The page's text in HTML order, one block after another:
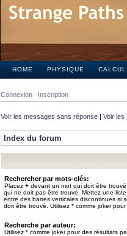
HOME PHYSIQUE CALCUL
Connexion Inscription
Voir les messages sans réponse | Voir les
Index du forum
Rechercher par mots-clés:
Placez + devant un mot qui doit être
qui ne doit pas être trouvé. Mettez une
entre des barres verticales discontinues si
doit être trouvé. Utilisez * comme joker
Recherche par auteur:
Utilisez * comme joker pour des résultats